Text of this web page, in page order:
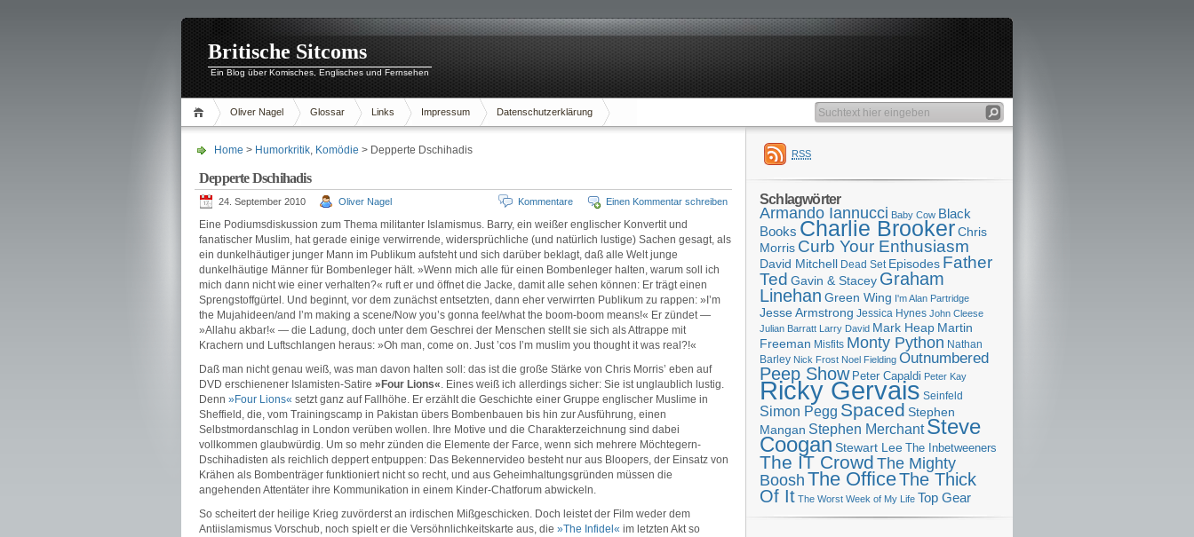
Britische Sitcoms
Ein Blog über Komisches, Englisches und Fernsehen
Oliver Nagel Glossar Links Impressum Datenschutzerklärung
Home > Humorkritik, Komödie > Depperte Dschihadis
Depperte Dschihadis
24. September 2010 Oliver Nagel Einen Kommentar schreiben
Kommentare
Eine Podiumsdiskussion zum Thema militanter Islamismus. Barry, ein weißer englischer Konvertit und
fanatischer Muslim, hat gerade einige verwirrende, widersprüchliche (und natürlich lustige) Sachen gesagt, als
ein dunkelhäutiger junger Mann im Publikum aufsteht und sich darüber beklagt, daß alle Welt junge
dunkelhäutige Männer für Bombenleger hält. »Wenn mich alle für einen Bombenleger halten, warum soll ich
mich dann nicht wie einer verhalten?« ruft er und öffnet die Jacke, damit alle sehen können: Er trägt einen
Sprengstoffgürtel. Und beginnt, vor dem zunächst entsetzten, dann eher verwirrten Publikum zu rappen: »I’m
the Mujahideen/and I’m making a scene/Now you’s gonna feel/what the boom-boom means!« Er zündet —
»Allahu akbar!« — die Ladung, doch unter dem Geschrei der Menschen stellt sie sich als Attrappe mit
Krachern und Luftschlangen heraus: »Oh man, come on. Just ’cos I’m muslim you thought it was real?!«
Daß man nicht genau weiß, was man davon halten soll: das ist die große Stärke von Chris Morris’ eben auf
DVD erschienener Islamisten-Satire »Four Lions«. Eines weiß ich allerdings sicher: Sie ist unglaublich lustig.
Denn »Four Lions« setzt ganz auf Fallhöhe. Er erzählt die Geschichte einer Gruppe englischer Muslime in
Sheffield, die, vom Trainingscamp in Pakistan übers Bombenbauen bis hin zur Ausführung, einen
Selbstmordanschlag in London verüben wollen. Ihre Motive und die Charakterzeichnung sind dabei
vollkommen glaubwürdig. Um so mehr zünden die Elemente der Farce, wenn sich mehrere Möchtegern-
Dschihadisten als reichlich deppert entpuppen: Das Bekennervideo besteht nur aus Bloopers, der Einsatz von
Krähen als Bombenträger funktioniert nicht so recht, und aus Geheimhaltungsgründen müssen die
angehenden Attentäter ihre Kommunikation in einem Kinder-Chatforum abwickeln.
So scheitert der heilige Krieg zuvörderst an irdischen Mißgeschicken. Doch leistet der Film weder dem
Antiislamismus Vorschub, noch spielt er die Versöhnlichkeitskarte aus, die »The Infidel« im letzten Akt so
RSS
Schlagwörter
Armando Iannucci Baby Cow Black
Books Charlie BrookerChris
Morris Curb Your Enthusiasm
David Mitchell Dead Set Episodes Father
Ted Gavin & Stacey Graham
Linehan Green Wing I'm Alan Partridge
Jesse Armstrong Jessica Hynes John Cleese
Julian Barratt Larry David Mark Heap Martin
Freeman Misfits Monty Python Nathan
Barley Nick Frost Noel Fielding Outnumbered
Peep Show Peter Capaldi Peter Kay
Ricky Gervais Seinfeld
Simon Pegg Spaced Stephen
Mangan Stephen Merchant Steve
CooganStewart Lee The Inbetweeners
The IT Crowd The Mighty
Boosh The OfficeThe Thick
Of It The Worst Week of My Life Top Gear